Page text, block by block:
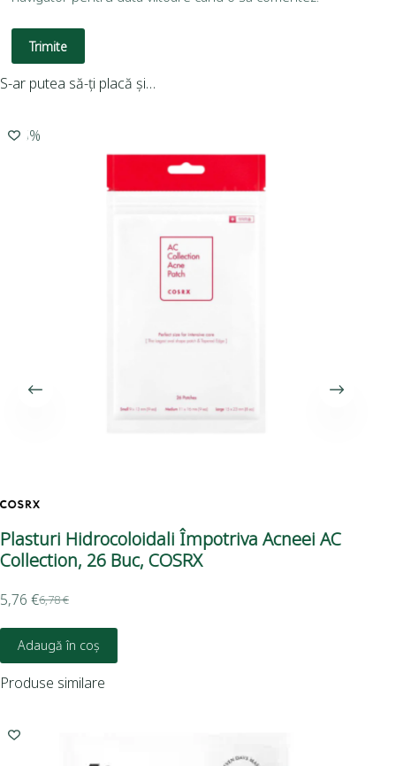
Trimite
S-ar putea să-ți placă și…
-15%
Plasturi Hidrocoloidali Împotriva Acneei AC
Collection, 26 Buc, COSRX
6,78€
5,76 €
Adaugă în coș
Produse similare